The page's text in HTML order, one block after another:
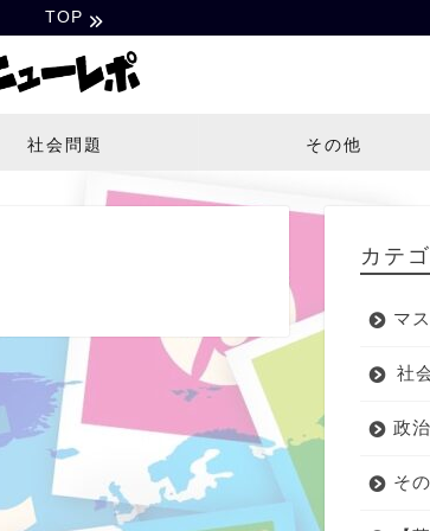
TOP
社会問題 その他
カテ
マ
社
政
そ